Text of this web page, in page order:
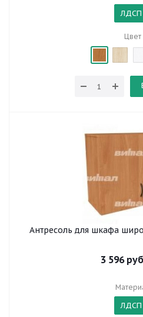
ЛДСП
Цвет
Антресоль для шкафа
3 596
ЛДСП